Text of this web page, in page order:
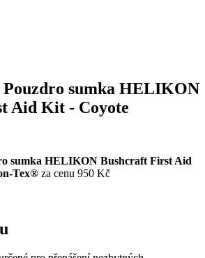
sumka HELIKON
Aid Kit - Coyote
sumka HELIKON Bushcraft First Aid
Tex® za cenu 950 Kč